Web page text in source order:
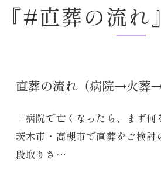
#直葬の流れ
直葬の流れ（病院→火葬→
「病院で亡くなったら、まず
茨木市・高槻市で直葬をご検
段取りさ…